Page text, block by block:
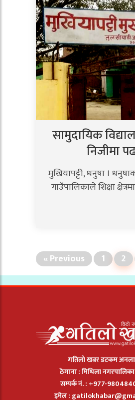
सामुदायिक
निजीमा
मुखियापट्टी, धनुषा ।
गाउँपालिकाले शिक्षा
« Previous 1 2
गतिलो खबर डटकम
ठेगाना : मिथिला
सम्पर्क नं. : +977-
इमेल :